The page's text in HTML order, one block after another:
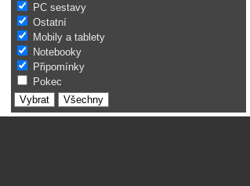
PC sestavy
Ostatní
Mobily a tablety
Notebooky
Připomínky
Pokec